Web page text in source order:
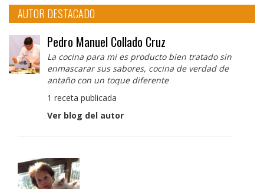
AUTOR DESTACADO
Pedro Manuel Collado Cruz
La cocina para mi es producto bien tratado sin
enmascarar sus sabores, cocina de verdad de
antaño con un toque diferente
1 receta publicada
Ver blog del autor